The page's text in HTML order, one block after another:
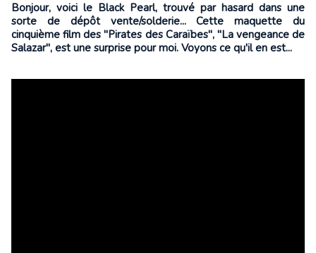
Bonjour, voici le Black Pearl, trouvé par hasard dans une
sorte de dépôt vente/solderie... Cette maquette du
cinquième film des "Pirates des Caraïbes", "La vengeance de
Salazar", est une surprise pour moi. Voyons ce qu'il en est...